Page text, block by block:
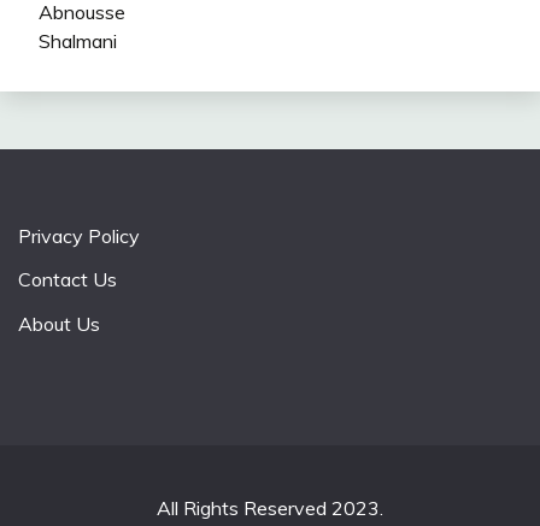
Privacy Policy
Contact Us
About Us
All Rights Reserved 2023.